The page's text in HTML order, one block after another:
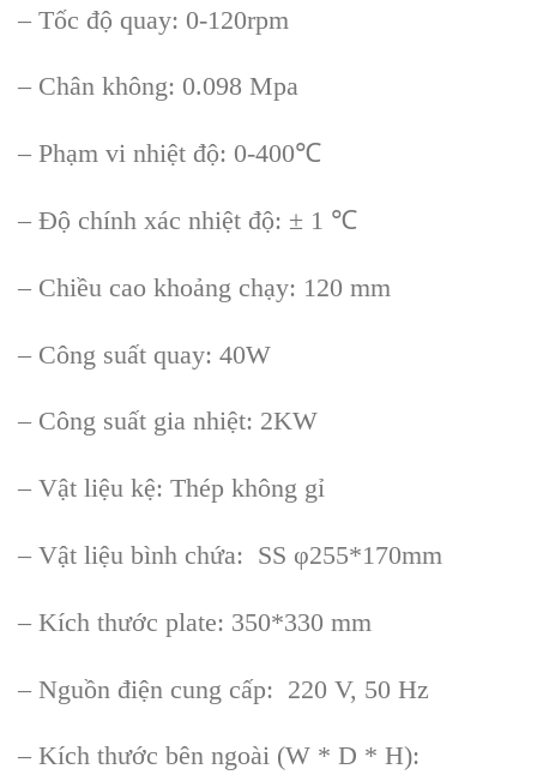
– Tốc độ quay: 0-120rpm
– Chân không: 0.098 Mpa
– Phạm vi nhiệt độ: 0-400℃
– Độ chính xác nhiệt độ: ± 1 ℃
– Chiều cao khoảng chạy: 120 mm
– Công suất quay: 40W
– Công suất gia nhiệt: 2KW
– Vật liệu kệ: Thép không gỉ
– Vật liệu bình chứa: SS φ255*170mm
– Kích thước plate: 350*330 mm
– Nguồn điện cung cấp: 220 V, 50 Hz
– Kích thước bên ngoài (W * D * H):